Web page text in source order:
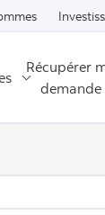
Récupérer
demande